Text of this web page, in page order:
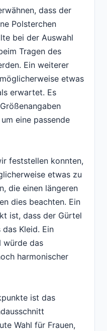
dass der
Polsterchen
bei der Auswahl
Tragen des
Ein weiterer
etwas
erwartet. Es
eine passende
feststellen konnten,
etwas zu
die einen längeren
dies beachten. Ein
ist, dass der Gürtel
Kleid. Ein
würde das
harmonischer
ist das
Wahl für Frauen,